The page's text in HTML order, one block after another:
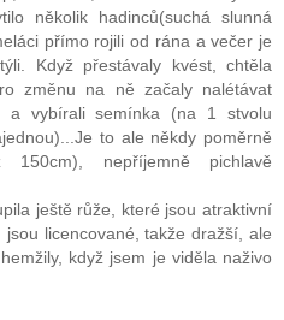
několik hadinců(suchá slunná
přímo rojili od rána a večer je
Když přestávaly kvést, chtěla
změnu na ně začaly nalétávat
a vybírali semínka (na 1 stvolu
to ale někdy poměrně
150cm), nepříjemně pichlavě
ještě růže, které jsou atraktivní
jsou licencované, takže dražší, ale
když jsem je viděla naživo